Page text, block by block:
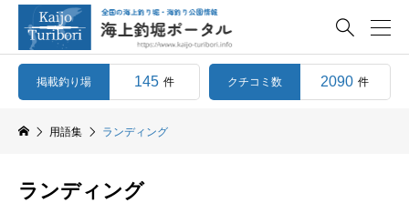

掲載釣り場 145 件 クチコミ数 2090 件
用語集 ランディング
ランディング